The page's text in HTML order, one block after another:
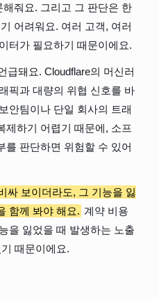
줘요. 그리고 그 판단은 한
어려워요. 여러 고객, 여러
터가 필요하기 때문이에요.
급돼요. Cloudflare의 머신러
픽과 대량의 위협 신호를 바
안팀이나 단일 회사의 트래
제하기 어렵기 때문에, 소프
를 판단하면 위험할 수 있어
싸 보이더라도, 그 기능을 잃
함께 봐야 해요. 계약 비용
을 잃었을 때 발생하는 노출
때문이에요.